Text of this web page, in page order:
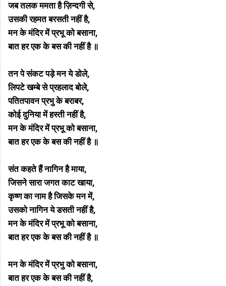
जब तलक ममता है ज़िन्दगी से,
उसकी रहमत बरसती नहीं है,
मन के मंदिर में प्रभू को बसाना,
बात हर एक के बस की नहीं है ॥
तन पे संकट पड़े मन ये डोले,
लिपटे खम्बे से प्रहलाद बोले,
पतितपावन प्रभु के बराबर,
कोई दुनिया में हस्ती नहीं है,
मन के मंदिर में प्रभू को बसाना,
बात हर एक के बस की नहीं है ॥
संत कहते हैं नागिन है माया,
जिसने सारा जगत काट खाया,
कृष्ण का नाम है जिसके मन में,
उसको नागिन ये डसती नहीं है,
मन के मंदिर में प्रभू को बसाना,
बात हर एक के बस की नहीं है ॥
मन के मंदिर में प्रभु को बसाना,
बात हर एक के बस की नहीं है,